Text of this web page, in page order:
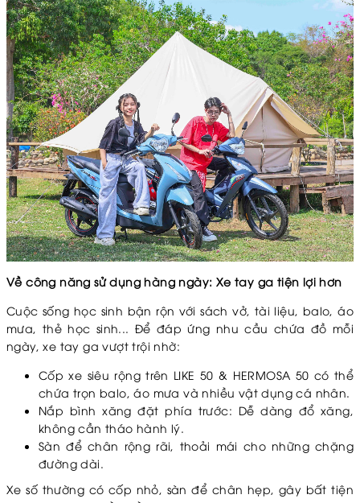
Về công năng sử dụng hàng ngày: Xe tay ga tiện lợi hơn
Cuộc sống học sinh bận rộn với sách vở, tài liệu, balo, áo
mưa, thẻ học sinh... Để đáp ứng nhu cầu chứa đồ mỗi
ngày, xe tay ga vượt trội nhờ:
Cốp xe siêu rộng trên LIKE 50 & HERMOSA 50 có thể
chứa trọn balo, áo mưa và nhiều vật dụng cá nhân.
Nắp bình xăng đặt phía trước: Dễ dàng đổ xăng,
không cần tháo hành lý.
Sàn để chân rộng rãi, thoải mái cho những chặng
đường dài.
Xe số thường có cốp nhỏ, sàn để chân hẹp, gây bất tiện